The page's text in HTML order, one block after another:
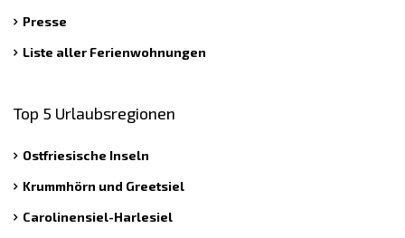
Presse
Liste aller Ferienwohnungen
Top 5 Urlaubsregionen
Ostfriesische Inseln
Krummhörn und Greetsiel
Carolinensiel-Harlesiel